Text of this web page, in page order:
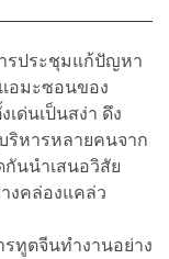
ารประชุมแก้ปัญหา
แอมะซอนของ
ด่นเป็นสง่า ดึง
ริหารหลายคนจาก
นนำเสนอวิสัย
งคล่องแคล่ว
รทูตจีนทำงานอย่าง